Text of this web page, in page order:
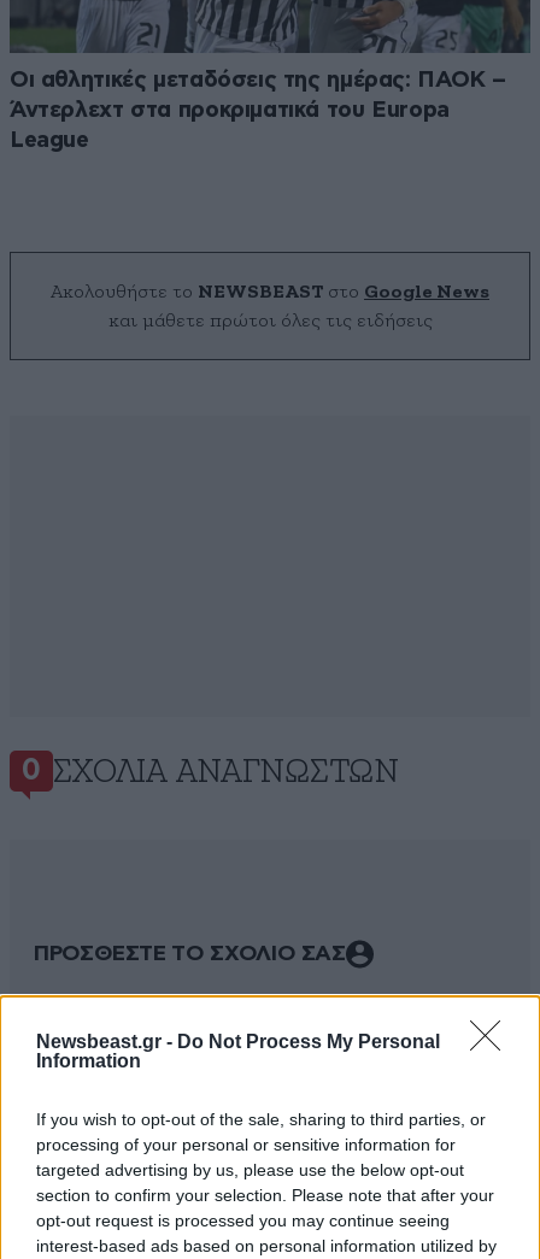
Newsbeast.gr - Do Not Process My Personal
Information
If you wish to opt-out of the sale, sharing to third parties, or
processing of your personal or sensitive information for
targeted advertising by us, please use the below opt-out
section to confirm your selection. Please note that after your
opt-out request is processed you may continue seeing
interest-based ads based on personal information utilized by
Οι αθλητικές μεταδόσεις της ημέρας: ΠΑΟΚ –
Άντερλεχτ στα προκριματικά του Europa
League
Ακολουθήστε το NEWSBEAST στο Google News
και μάθετε πρώτοι όλες τις ειδήσεις
0 ΣΧΌΛΙΑ ΑΝΑΓΝΩΣΤΏΝ
ΠΡΟΣΘΕΣΤΕ ΤΟ ΣΧΟΛΙΟ ΣΑΣ
Xαρακτήρες: 0/1000